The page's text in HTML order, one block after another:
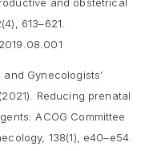
(4), 613–621.
Gynecologists’
Reducing prenatal
ACOG Committee
138(1), e40–e54.